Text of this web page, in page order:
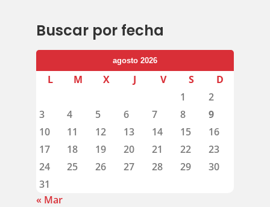
Buscar por fecha
agosto 2026
L M X J V S
D
1
2
3
4 5 6 7 8
9
10
11 12 13 14 15
16
17
18 19 20 21 22
23
24
25 26 27 28 29
30
31
« Mar